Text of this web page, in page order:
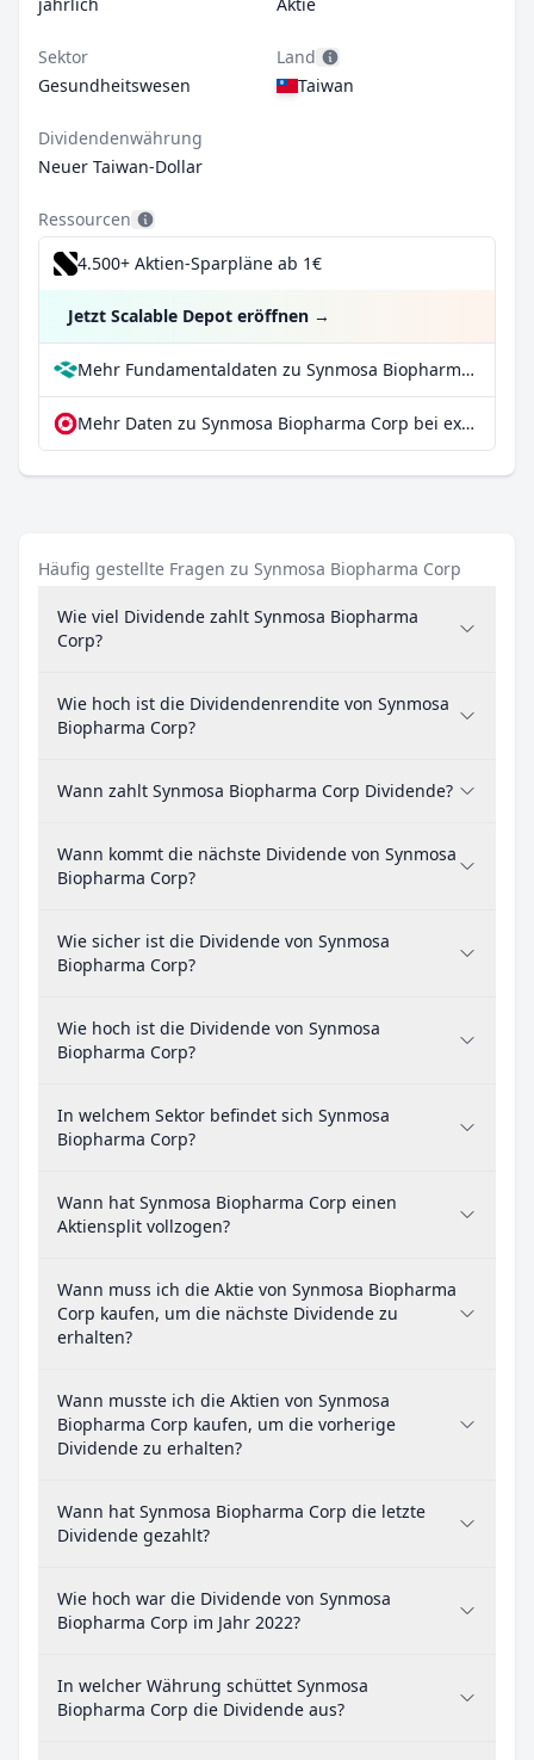
Sektor
Gesundheitswesen
Land
Taiwan
Dividendenwährung
Neuer Taiwan-Dollar
Ressourcen
4.500+ Aktien-Sparpläne ab 1€
Jetzt Scalable Depot eröffnen →
Mehr Fundamentaldaten zu Synmosa Biopharma Corp bei Parqet
Mehr Daten zu Synmosa Biopharma Corp bei extraETF
Häufig gestellte Fragen zu Synmosa Biopharma Corp
Wie viel Dividende zahlt Synmosa Biopharma
Corp?
Wie hoch ist die Dividendenrendite von Synmosa
Biopharma Corp?
Wann zahlt Synmosa Biopharma Corp Dividende?
Wann kommt die nächste Dividende von Synmosa
Biopharma Corp?
Wie sicher ist die Dividende von Synmosa
Biopharma Corp?
Wie hoch ist die Dividende von Synmosa
Biopharma Corp?
In welchem Sektor befindet sich Synmosa
Biopharma Corp?
Wann hat Synmosa Biopharma Corp einen
Aktiensplit vollzogen?
Wann muss ich die Aktie von Synmosa Biopharma
Corp kaufen, um die nächste Dividende zu
erhalten?
Wann musste ich die Aktien von Synmosa
Biopharma Corp kaufen, um die vorherige
Dividende zu erhalten?
Wann hat Synmosa Biopharma Corp die letzte
Dividende gezahlt?
Wie hoch war die Dividende von Synmosa
Biopharma Corp im Jahr 2022?
In welcher Währung schüttet Synmosa
Biopharma Corp die Dividende aus?